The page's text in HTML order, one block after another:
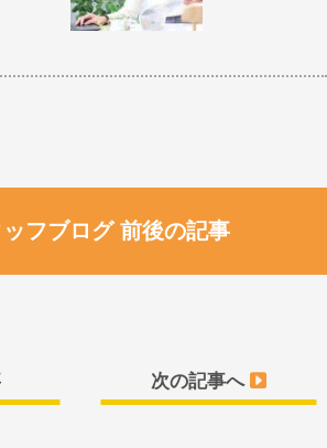
ッフブログ 前後の記事
次の記事へ